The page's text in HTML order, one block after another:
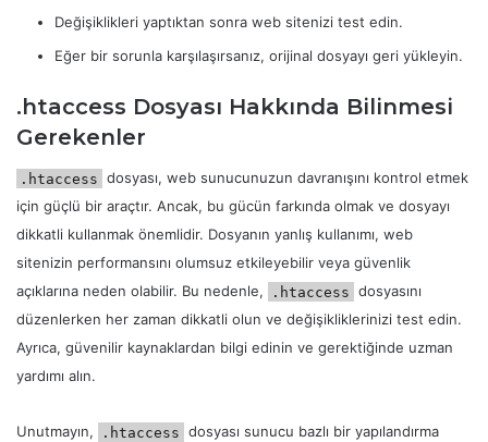
Değişiklikleri yaptıktan sonra web sitenizi test edin.
Eğer bir sorunla karşılaşırsanız, orijinal dosyayı geri yükleyin.
.htaccess Dosyası Hakkında Bilinmesi
Gerekenler
.htaccess dosyası, web sunucunuzun davranışını kontrol etmek
için güçlü bir araçtır. Ancak, bu gücün farkında olmak ve dosyayı
dikkatli kullanmak önemlidir. Dosyanın yanlış kullanımı, web
sitenizin performansını olumsuz etkileyebilir veya güvenlik
açıklarına neden olabilir. Bu nedenle,
.htaccess dosyasını
düzenlerken her zaman dikkatli olun ve değişikliklerinizi test edin.
Ayrıca, güvenilir kaynaklardan bilgi edinin ve gerektiğinde uzman
yardımı alın.
Unutmayın, .htaccess dosyası sunucu bazlı bir yapılandırma